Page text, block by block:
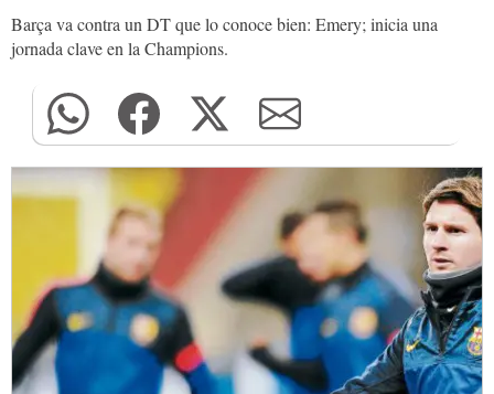
Barça va contra un DT que lo conoce bien: Emery; inicia una
jornada clave en la Champions.